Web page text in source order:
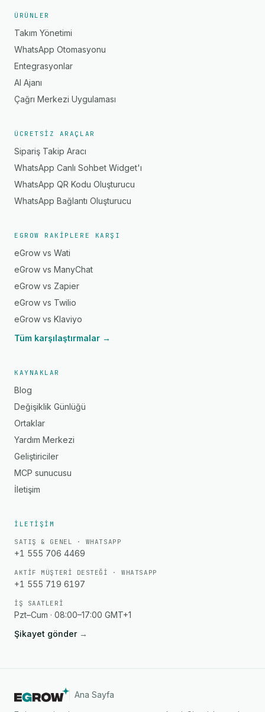
ÜRÜNLER
Takım Yönetimi
WhatsApp Otomasyonu
Entegrasyonlar
AI Ajanı
Çağrı Merkezi Uygulaması
ÜCRETSIZ ARAÇLAR
Sipariş Takip Aracı
WhatsApp Canlı Sohbet Widget'ı
WhatsApp QR Kodu Oluşturucu
WhatsApp Bağlantı Oluşturucu
EGROW RAKIPLERE KARŞI
eGrow vs Wati
eGrow vs ManyChat
eGrow vs Zapier
eGrow vs Twilio
eGrow vs Klaviyo
Tüm karşılaştırmalar →
KAYNAKLAR
Blog
Değişiklik Günlüğü
Ortaklar
Yardım Merkezi
Geliştiriciler
MCP sunucusu
İletişim
İLETIŞIM
SATIŞ & GENEL · WHATSAPP
+1 555 706 4469
AKTIF MÜŞTERI DESTEĞI · WHATSAPP
+1 555 719 6197
İŞ SAATLERI
Pzt–Cum · 08:00–17:00 GMT+1
Şikayet gönder →
Ana Sayfa